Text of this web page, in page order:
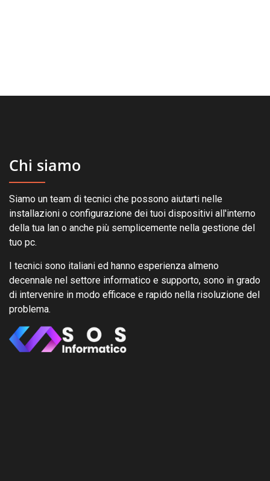
Chi siamo
Siamo un team di tecnici che possono aiutarti nelle
installazioni o configurazione dei tuoi dispositivi all'interno
della tua lan o anche più semplicemente nella gestione del
tuo pc.
I tecnici sono italiani ed hanno esperienza almeno
decennale nel settore informatico e supporto, sono in grado
di intervenire in modo efficace e rapido nella risoluzione del
problema.